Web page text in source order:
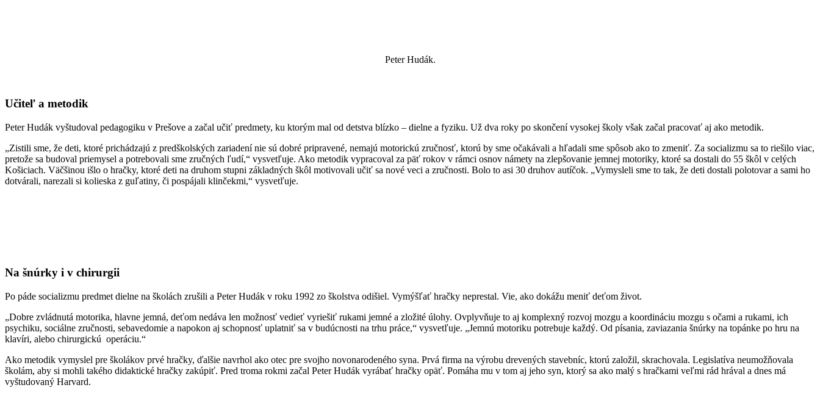
Peter Hudák.
Učiteľ a metodik
Peter Hudák vyštudoval pedagogiku v Prešove a začal učiť predmety, ku ktorým mal od detstva blízko – dielne a fyziku. Už dva roky po skončení vysokej školy však začal pracovať aj ako metodik.
„Zistili sme, že deti, ktoré prichádzajú z predškolských zariadení nie sú dobré pripravené, nemajú motorickú zručnosť, ktorú by sme očakávali a hľadali sme spôsob ako to zmeniť. Za socializmu sa to riešilo viac,
pretože sa budoval priemysel a potrebovali sme zručných ľudí,“ vysvetľuje. Ako metodik vypracoval za päť rokov v rámci osnov námety na zlepšovanie jemnej motoriky, ktoré sa dostali do 55 škôl v celých
Košiciach. Väčšinou išlo o hračky, ktoré deti na druhom stupni základných škôl motivovali učiť sa nové veci a zručnosti. Bolo to asi 30 druhov autíčok. „Vymysleli sme to tak, že deti dostali polotovar a sami ho
dotvárali, narezali si kolieska z guľatiny, či pospájali klinčekmi,“ vysvetľuje.
Na šnúrky i v chirurgii
Po páde socializmu predmet dielne na školách zrušili a Peter Hudák v roku 1992 zo školstva odišiel. Vymýšľať hračky neprestal. Vie, ako dokážu meniť deťom život.
„Dobre zvládnutá motorika, hlavne jemná, deťom nedáva len možnosť vedieť vyriešiť rukami jemné a zložité úlohy. Ovplyvňuje to aj komplexný rozvoj mozgu a koordináciu mozgu s očami a rukami, ich
psychiku, sociálne zručnosti, sebavedomie a napokon aj schopnosť uplatniť sa v budúcnosti na trhu práce,“ vysvetľuje. „Jemnú motoriku potrebuje každý. Od písania, zaviazania šnúrky na topánke po hru na
klavíri, alebo chirurgickú operáciu.“
Ako metodik vymyslel pre školákov prvé hračky, ďalšie navrhol ako otec pre svojho novonarodeného syna. Prvá firma na výrobu drevených stavebníc, ktorú založil, skrachovala. Legislatíva neumožňovala
školám, aby si mohli takého didaktické hračky zakúpiť. Pred troma rokmi začal Peter Hudák vyrábať hračky opäť. Pomáha mu v tom aj jeho syn, ktorý sa ako malý s hračkami veľmi rád hrával a dnes má
vyštudovaný Harvard.